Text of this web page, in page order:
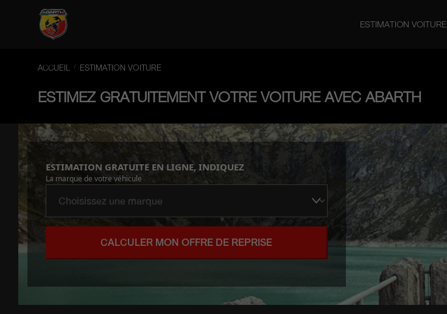
ESTIMATION VOITURE
ACCUEIL ESTIMATION VOITURE
ESTIMEZ GRATUITEMENT VOTRE VOITURE AVEC ABARTH
ESTIMATION GRATUITE EN LIGNE, INDIQUEZ
La marque de votre véhicule
CALCULER MON OFFRE DE REPRISE